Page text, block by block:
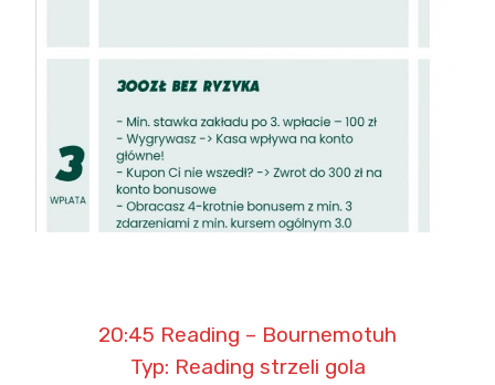
20:45 Reading – Bournemotuh
Typ: Reading strzeli gola